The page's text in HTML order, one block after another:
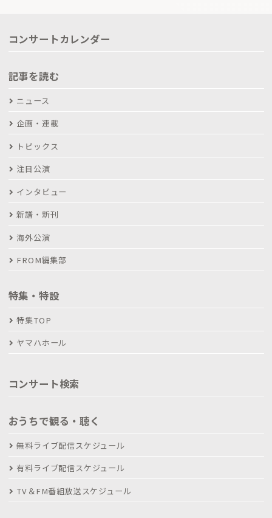
コンサートカレンダー
記事を読む
ニュース
企画・連載
トピックス
注目公演
インタビュー
新譜・新刊
海外公演
FROM編集部
特集・特設
特集TOP
ヤマハホール
コンサート検索
おうちで観る・聴く
無料ライブ配信スケジュール
有料ライブ配信スケジュール
TV＆FM番組放送スケジュール